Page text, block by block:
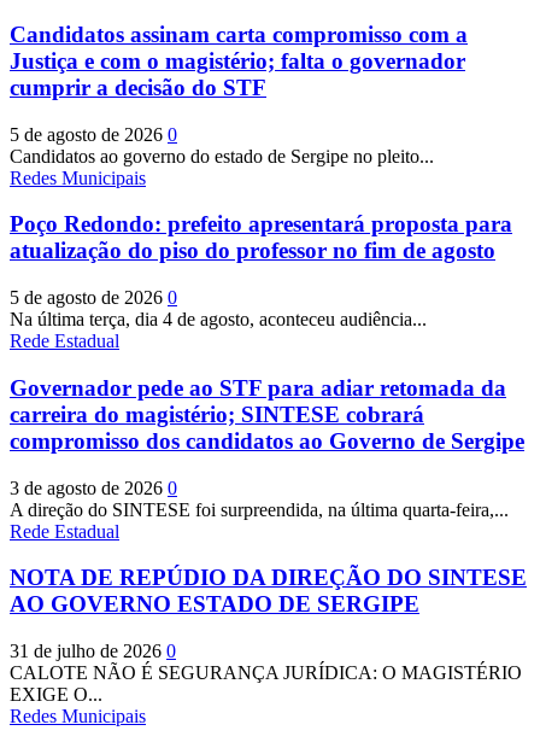
Candidatos assinam carta compromisso com a
Justiça e com o magistério; falta o governador
cumprir a decisão do STF
5 de agosto de 2026 0
Candidatos ao governo do estado de Sergipe no pleito...
Redes Municipais
Poço Redondo: prefeito apresentará proposta para
atualização do piso do professor no fim de agosto
5 de agosto de 2026 0
Na última terça, dia 4 de agosto, aconteceu audiência...
Rede Estadual
Governador pede ao STF para adiar retomada da
carreira do magistério; SINTESE cobrará
compromisso dos candidatos ao Governo de Sergipe
3 de agosto de 2026 0
A direção do SINTESE foi surpreendida, na última quarta-feira,...
Rede Estadual
NOTA DE REPÚDIO DA DIREÇÃO DO SINTESE
AO GOVERNO ESTADO DE SERGIPE
31 de julho de 2026 0
CALOTE NÃO É SEGURANÇA JURÍDICA: O MAGISTÉRIO
EXIGE O...
Redes Municipais